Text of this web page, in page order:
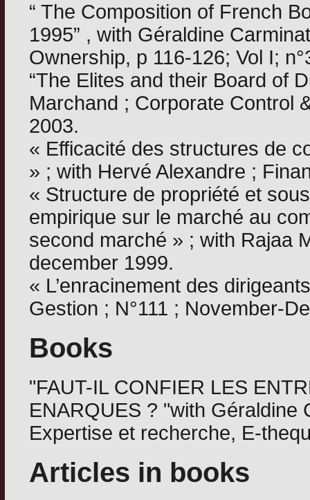
“ The Composition of French
1995” , with Géraldine
Ownership, p 116-126; Vol I;
“The Elites and their Board of
Marchand ; Corporate Control
2003.
« Efficacité des structures de
» ; with Hervé Alexandre ;
« Structure de propriété et
empirique sur le marché au
second marché » ; with Rajaa
december 1999.
« L’enracinement des
Gestion ; N°111 ; November-
Books
"FAUT-IL CONFIER LES
ENARQUES ? "with Géraldine
Expertise et recherche, E-
Articles in books